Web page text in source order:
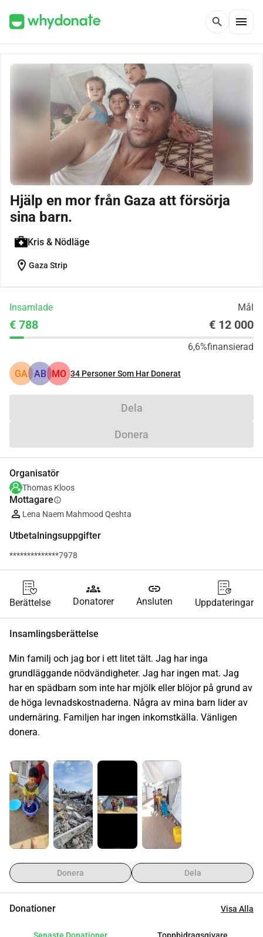
search menu
Hjälp en mor från Gaza att försörja
sina barn.
Kris & Nödläge
location_on Gaza Strip
Insamlade Mål
€ 788 € 12 000
6,6%finansierad
GA AB MO 34 Personer Som Har Donerat
Dela
Donera
Organisatör
Thomas Kloos
Mottagareinfo
Lena Naem Mahmood Qeshta
Utbetalningsuppgifter
**************7978
Berättelse
groups
Donatorer
link
Ansluten Uppdateringar
Insamlingsberättelse
Min familj och jag bor i ett litet tält. Jag har inga
grundläggande nödvändigheter. Jag har ingen mat. Jag
har en spädbarn som inte har mjölk eller blöjor på grund av
de höga levnadskostnaderna. Några av mina barn lider av
undernäring. Familjen har ingen inkomstkälla. Vänligen
donera.
Donera Dela
Donationer Visa Alla